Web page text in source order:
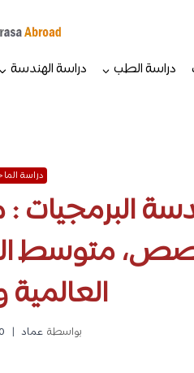
دراسة الطب دراسة الهندسة
دراسة
البرمجيات :
متوسط
العالمية
بواسطة عماد 20